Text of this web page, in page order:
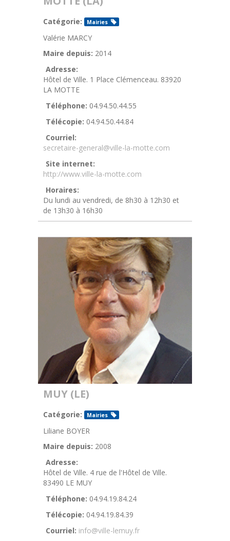
Catégorie: Mairies
Valérie MARCY
Maire depuis: 2014
Adresse:
Hôtel de Ville. 1 Place Clémenceau. 83920
LA MOTTE
Téléphone: 04.94.50.44.55
Télécopie: 04.94.50.44.84
Courriel:
secretaire-general@ville-la-motte.com
Site internet:
http://www.ville-la-motte.com
Horaires:
Du lundi au vendredi, de 8h30 à 12h30 et
de 13h30 à 16h30
MUY (LE)
Catégorie: Mairies
Liliane BOYER
Maire depuis: 2008
Adresse:
Hôtel de Ville. 4 rue de l'Hôtel de Ville.
83490 LE MUY
Téléphone: 04.94.19.84.24
Télécopie: 04.94.19.84.39
Courriel: info@ville-lemuy.fr